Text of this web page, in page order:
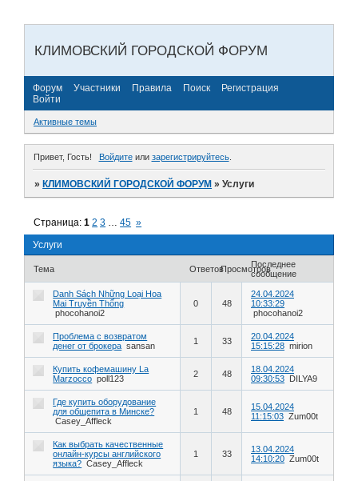
КЛИМОВСКИЙ ГОРОДСКОЙ ФОРУМ
Форум Участники Правила Поиск
Регистрация
Войти
Активные темы
Привет, Гость! Войдитеили зарегистрируйтесь.
»КЛИМОВСКИЙ ГОРОДСКОЙ ФОРУМ »Услуги
Услуги
Страница:1 2 3 … 45 »
Тема ОтветовПросмотровПоследнее
сообщение
Danh Sách Những Loại Hoa
Mai Truyền Thống
phocohanoi2
0 48
24.04.2024
10:33:29
phocohanoi2
Проблема с возвратом
денег от брокера sansan 1 33
20.04.2024
15:15:28 mirion
Купить кофемашину La
Marzocco poll123 2 48
18.04.2024
09:30:53
DILYA9
Где купить оборудование
для общепита в Минске?
Casey_Affleck
1 48
15.04.2024
11:15:03 Zum00t
Как выбрать качественные
онлайн-курсы английского
языка? Casey_Affleck
1 33
13.04.2024
14:10:20 Zum00t